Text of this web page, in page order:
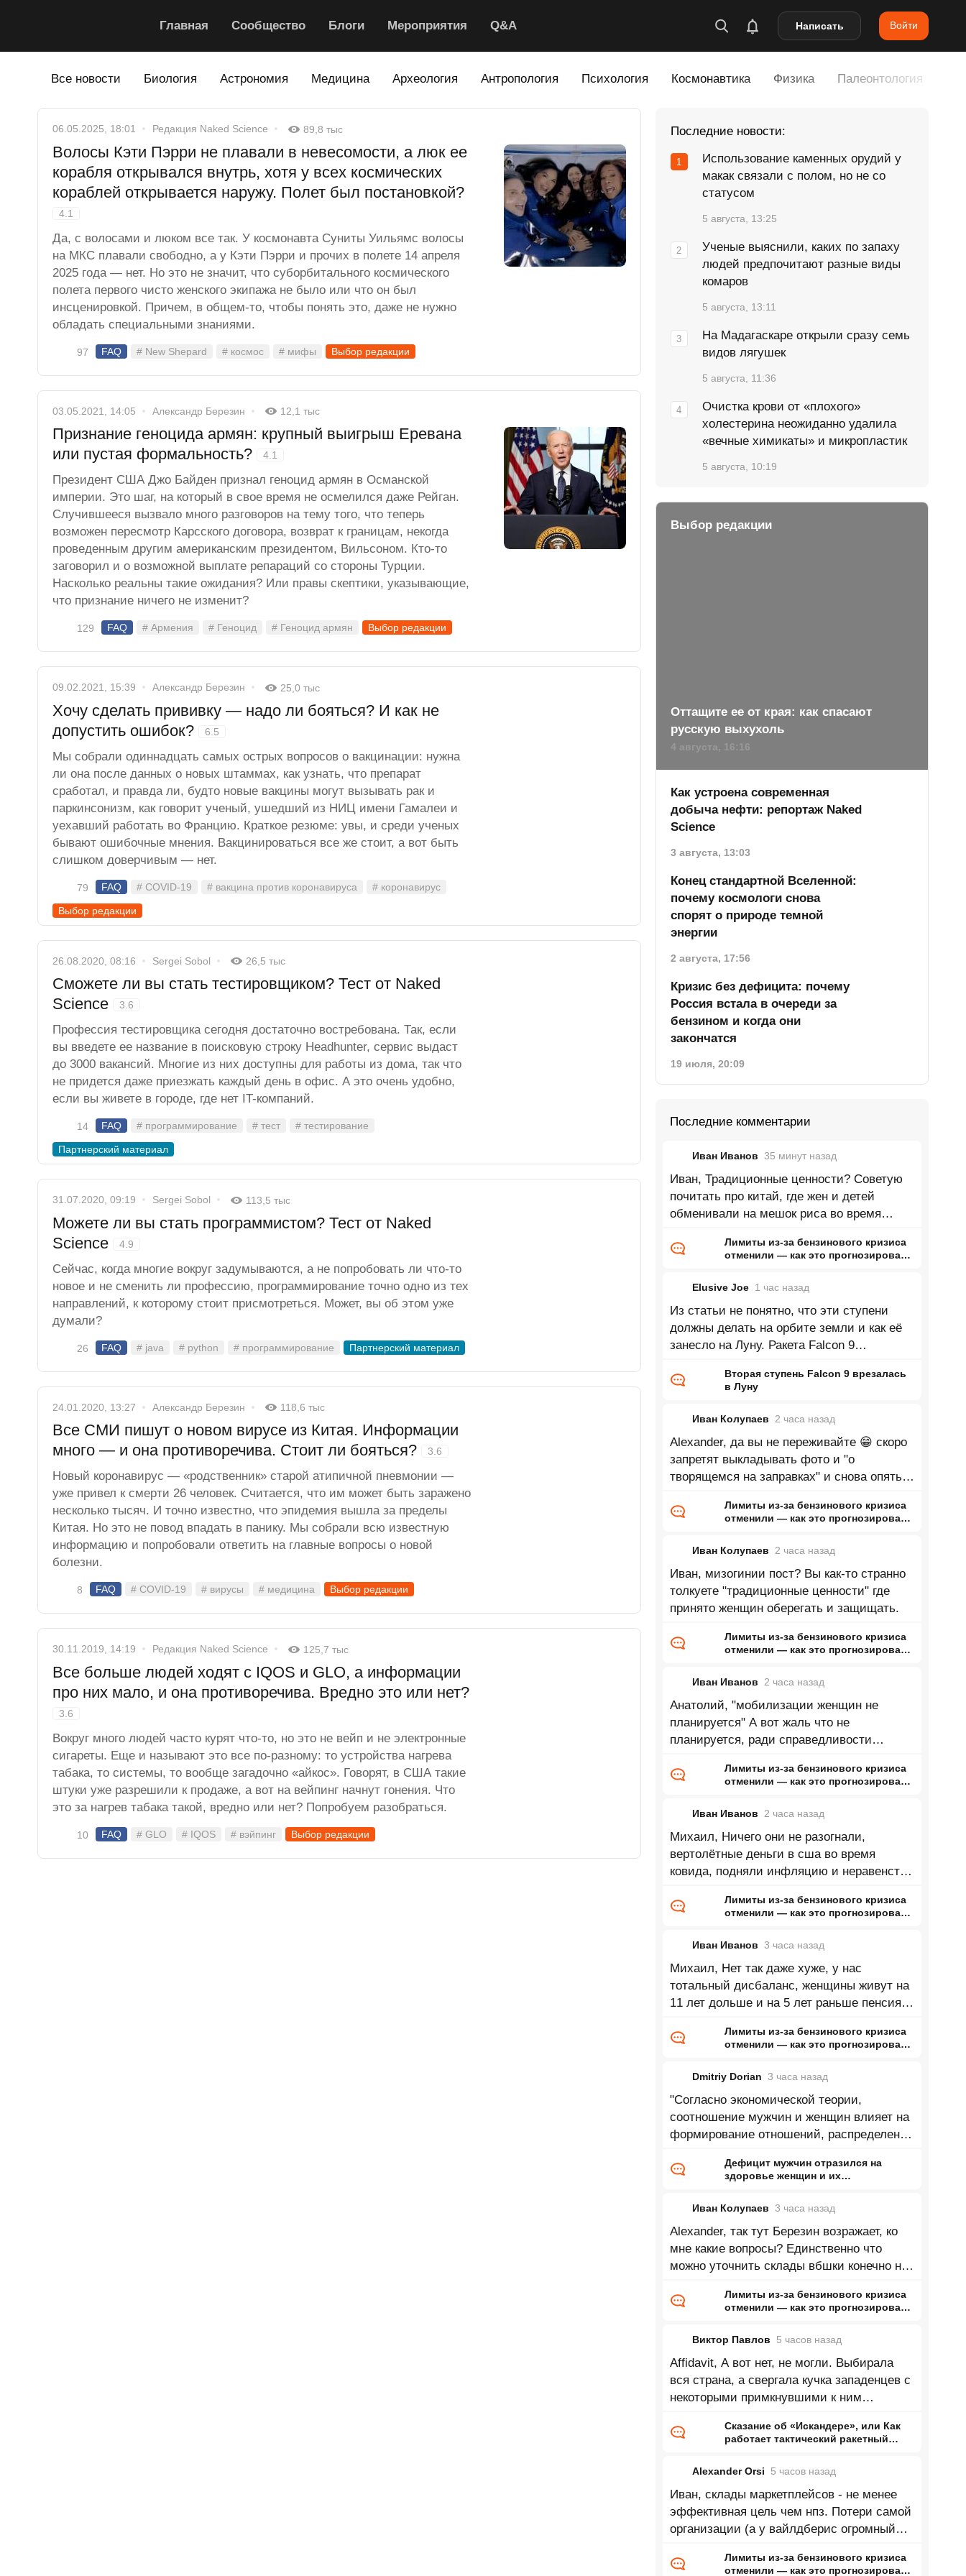
Главная Сообщество Блоги Мероприятия Q&A Написать Войти
Все новости Биология Астрономия Медицина Археология Антропология Психология Космонавтика Физика Палеонтология
06.05.2025, 18:01 Редакция Naked Science 89,8 тыс
Волосы Кэти Пэрри не плавали в невесомости, а люк ее
корабля открывался внутрь, хотя у всех космических
кораблей открывается наружу. Полет был постановкой?
4.1
Да, с волосами и люком все так. У космонавта Суниты Уильямс волосы
на МКС плавали свободно, а у Кэти Пэрри и прочих в полете 14 апреля
2025 года — нет. Но это не значит, что суборбитального космического
полета первого чисто женского экипажа не было или что он был
инсценировкой. Причем, в общем-то, чтобы понять это, даже не нужно
обладать специальными знаниями.
97 FAQ # New Shepard # космос # мифы Выбор редакции
03.05.2021, 14:05 Александр Березин 12,1 тыс
Признание геноцида армян: крупный выигрыш Еревана
или пустая формальность?
4.1
Президент США Джо Байден признал геноцид армян в Османской
империи. Это шаг, на который в свое время не осмелился даже Рейган.
Случившееся вызвало много разговоров на тему того, что теперь
возможен пересмотр Карсского договора, возврат к границам, некогда
проведенным другим американским президентом, Вильсоном. Кто-то
заговорил и о возможной выплате репараций со стороны Турции.
Насколько реальны такие ожидания? Или правы скептики, указывающие,
что признание ничего не изменит?
129 FAQ # Армения # Геноцид # Геноцид армян Выбор редакции
09.02.2021, 15:39 Александр Березин 25,0 тыс
Хочу сделать прививку — надо ли бояться? И как не
допустить ошибок?
6.5
Мы собрали одиннадцать самых острых вопросов о вакцинации: нужна
ли она после данных о новых штаммах, как узнать, что препарат
сработал, и правда ли, будто новые вакцины могут вызывать рак и
паркинсонизм, как говорит ученый, ушедший из НИЦ имени Гамалеи и
уехавший работать во Францию. Краткое резюме: увы, и среди ученых
бывают ошибочные мнения. Вакцинироваться все же стоит, а вот быть
слишком доверчивым — нет.
79 FAQ # COVID-19 # вакцина против коронавируса # коронавирус
Выбор редакции
26.08.2020, 08:16 Sergei Sobol 26,5 тыс
Сможете ли вы стать тестировщиком? Тест от Naked
Science
3.6
Профессия тестировщика сегодня достаточно востребована. Так, если
вы введете ее название в поисковую строку Headhunter, сервис выдаст
до 3000 вакансий. Многие из них доступны для работы из дома, так что
не придется даже приезжать каждый день в офис. А это очень удобно,
если вы живете в городе, где нет IT-компаний.
14 FAQ # программирование # тест # тестирование
Партнерский материал
31.07.2020, 09:19 Sergei Sobol 113,5 тыс
Можете ли вы стать программистом? Тест от Naked
Science
4.9
Сейчас, когда многие вокруг задумываются, а не попробовать ли что-то
новое и не сменить ли профессию, программирование точно одно из тех
направлений, к которому стоит присмотреться. Может, вы об этом уже
думали?
26 FAQ # java # python # программирование Партнерский материал
24.01.2020, 13:27 Александр Березин 118,6 тыс
Все СМИ пишут о новом вирусе из Китая. Информации
много — и она противоречива. Стоит ли бояться?
3.6
Новый коронавирус — «родственник» старой атипичной пневмонии —
уже привел к смерти 26 человек. Считается, что им может быть заражено
несколько тысяч. И точно известно, что эпидемия вышла за пределы
Китая. Но это не повод впадать в панику. Мы собрали всю известную
информацию и попробовали ответить на главные вопросы о новой
болезни.
8 FAQ # COVID-19 # вирусы # медицина Выбор редакции
30.11.2019, 14:19 Редакция Naked Science 125,7 тыс
Все больше людей ходят с IQOS и GLO, а информации
про них мало, и она противоречива. Вредно это или нет?
3.6
Вокруг много людей часто курят что-то, но это не вейп и не электронные
сигареты. Еще и называют это все по-разному: то устройства нагрева
табака, то системы, то вообще загадочно «айкос». Говорят, в США такие
штуки уже разрешили к продаже, а вот на вейпинг начнут гонения. Что
это за нагрев табака такой, вредно или нет? Попробуем разобраться.
10 FAQ # GLO # IQOS # вэйпинг Выбор редакции
Последние новости:
Использование каменных орудий у
макак связали с полом, но не со
статусом
5 августа, 13:25
Ученые выяснили, каких по запаху
людей предпочитают разные виды
комаров
5 августа, 13:11
На Мадагаскаре открыли сразу семь
видов лягушек
5 августа, 11:36
Очистка крови от «плохого»
холестерина неожиданно удалила
«вечные химикаты» и микропластик
5 августа, 10:19
Выбор редакции
Оттащите ее от края: как спасают
русскую выхухоль
4 августа, 16:16
Как устроена современная
добыча нефти: репортаж Naked
Science
3 августа, 13:03
Конец стандартной Вселенной:
почему космологи снова
спорят о природе темной
энергии
2 августа, 17:56
Кризис без дефицита: почему
Россия встала в очереди за
бензином и когда они
закончатся
19 июля, 20:09
Последние комментарии
Иван Иванов 35 минут назад
Иван, Традиционные ценности? Советую
почитать про китай, где жен и детей
обменивали на мешок риса во время
Лимиты из-за бензинового кризиса
отменили — как это прогнозировал
Elusive Joe 1 час назад
Из статьи не понятно, что эти ступени
должны делать на орбите земли и как её
занесло на Луну. Ракета Falcon 9
Вторая ступень Falcon 9 врезалась
в Луну
Иван Колупаев 2 часа назад
Alexander, да вы не переживайте 😁 скоро
запретят выкладывать фото и "о
творящемся на заправках" и снова опять
Лимиты из-за бензинового кризиса
отменили — как это прогнозировал
Иван Колупаев
2 часа назад
Иван, мизогинии пост? Вы как-то странно
толкуете "традиционные ценности" где
принято женщин оберегать и защищать.
Лимиты из-за бензинового кризиса
отменили — как это прогнозировал
Иван Иванов
2 часа назад
Анатолий, "мобилизации женщин не
планируется" А вот жаль что не
планируется, ради справедливости
женщин иЛимиты из-за бензинового кризиса
отменили — как это прогнозировал
Иван Иванов
2 часа назад
Михаил, Ничего они не разогнали,
вертолётные деньги в сша во время
ковида, подняли инфляцию и неравенство
Лимиты из-за бензинового кризиса
отменили — как это прогнозировал
Иван Иванов 3 часа назад
Михаил, Нет так даже хуже, у нас
тотальный дисбаланс, женщины живут на
11 лет дольше и на 5 лет раньше пенсия.
Лимиты из-за бензинового кризиса
отменили — как это прогнозировал
Dmitriy Dorian 3 часа назад
"Согласно экономической теории,
соотношение мужчин и женщин влияет на
формирование отношений, распределение
Дефицит мужчин отразился на
здоровье женщин и их
Иван Колупаев 3 часа назад
Alexander, так тут Березин возражает, ко
мне какие вопросы? Единственно что
можно уточнить склады вбшки конечно не
Лимиты из-за бензинового кризиса
отменили — как это прогнозировал
Виктор Павлов
5 часов назад
Affidavit, А вот нет, не могли. Выбирала
вся страна, а свергала кучка западенцев с
некоторыми примкнувшими к ним
Сказание об «Искандере», или Как
работает тактический ракетный
Alexander Orsi
5 часов назад
Иван, склады маркетплейсов - не менее
эффективная цель чем нпз. Потери самой
организации (а у вайлдберис огромный
Лимиты из-за бензинового кризиса
отменили — как это прогнозировал